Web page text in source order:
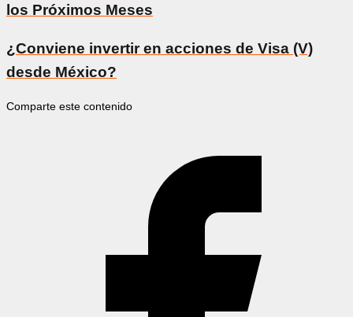
los Próximos Meses
¿Conviene invertir en acciones de Visa (V)
desde México?
Comparte este contenido